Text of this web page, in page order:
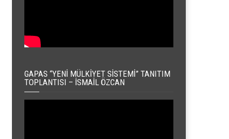
GAPAS “YENI MÜLKIYET SISTEMI” TANITIM
TOPLANTISI – İSMAIL ÖZCAN